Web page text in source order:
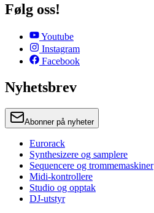
Følg oss!
Youtube
Instagram
Facebook
Nyhetsbrev
Abonner på nyheter
Eurorack
Synthesizere og samplere
Sequencere og trommemaskiner
Midi-kontrollere
Studio og opptak
DJ-utstyr